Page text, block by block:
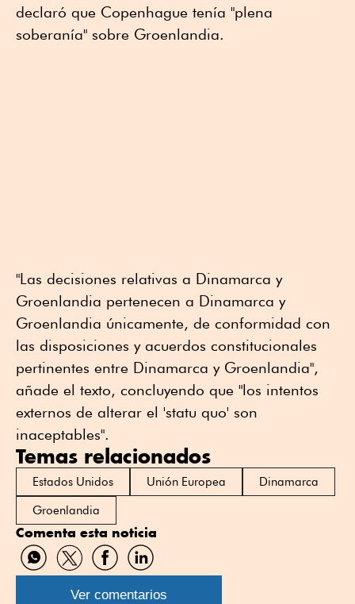
declaró que Copenhague tenía "plena
soberanía" sobre Groenlandia.
"Las decisiones relativas a Dinamarca y
Groenlandia pertenecen a Dinamarca y
Groenlandia únicamente, de conformidad con
las disposiciones y acuerdos constitucionales
pertinentes entre Dinamarca y Groenlandia",
añade el texto, concluyendo que "los intentos
externos de alterar el 'statu quo' son
inaceptables".
Temas relacionados
Estados Unidos Unión Europea
Dinamarca
Groenlandia
Comenta esta noticia
Compartir
por
WhatsApp
Compartir
por
Twitter
Compartir
por
Facebook
Compartir
por
Linkedin
Ver comentarios